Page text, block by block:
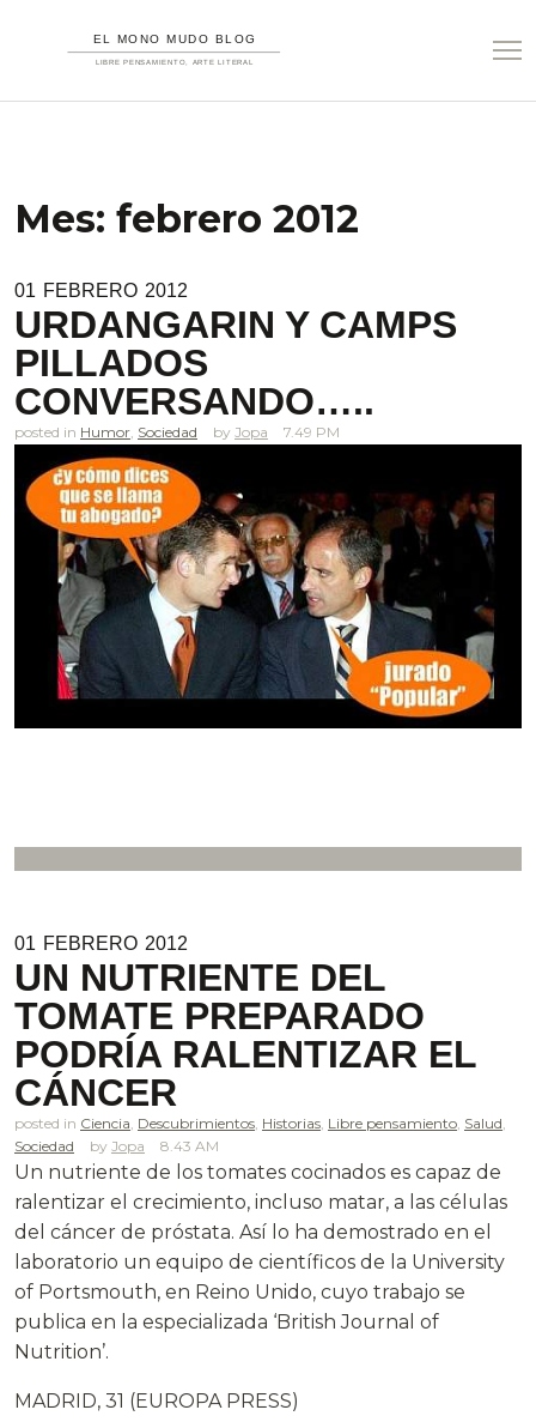
Mes: febrero 2012
01 FEBRERO 2012
URDANGARIN Y CAMPS
PILLADOS
CONVERSANDO…..
posted in Humor Sociedad Jopa 7.49 PM
01 FEBRERO 2012
UN NUTRIENTE DEL
TOMATE PREPARADO
PODRÍA RALENTIZAR EL
CÁNCER
posted in Ciencia Descubrimientos Historias Libre pensamiento Salud
Sociedad
Jopa 8.43 AM
Un nutriente de los tomates cocinados es capaz de
ralentizar el crecimiento, incluso matar, a las células
del cáncer de próstata. Así lo ha demostrado en el
laboratorio un equipo de científicos de la University
of Portsmouth, en Reino Unido, cuyo trabajo se
publica en la especializada ‘British Journal of
Nutrition’.
MADRID, 31 (EUROPA PRESS)